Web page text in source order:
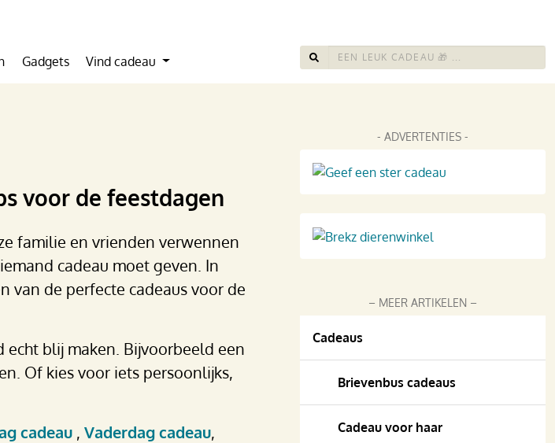
Gadgets Vind cadeau
voor de feestdagen
familie en vrienden verwennen
cadeau moet geven. In
van de perfecte cadeaus voor de
echt blij maken. Bijvoorbeeld een
Of kies voor iets persoonlijks,
cadeau , Vaderdag cadeau,
- ADVERTENTIES -
– MEER ARTIKELEN –
Cadeaus
Brievenbus cadeaus
Cadeau voor haar